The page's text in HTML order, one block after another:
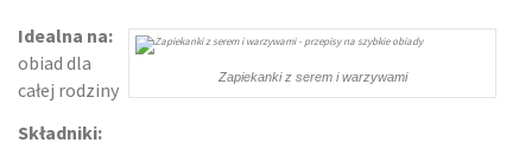
Zapiekanki z serem i warzywami
Idealna na:
obiad dla
całej rodziny
Składniki: